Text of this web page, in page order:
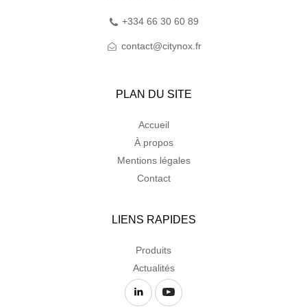
+334 66 30 60 89
contact@citynox.fr
PLAN DU SITE
Accueil
À propos
Mentions légales
Contact
LIENS RAPIDES
Produits
Actualités